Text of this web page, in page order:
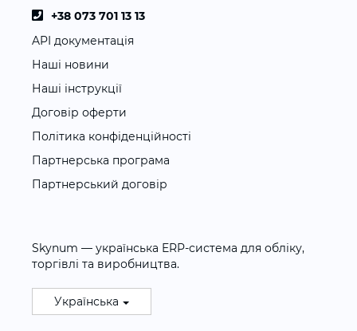
+38 073 701 13 13
API документація
Наші новини
Наші інструкції
Договір оферти
Політика конфіденційності
Партнерська програма
Партнерський договір
Skynum — українська ERP-система для обліку,
торгівлі та виробництва.
Українська